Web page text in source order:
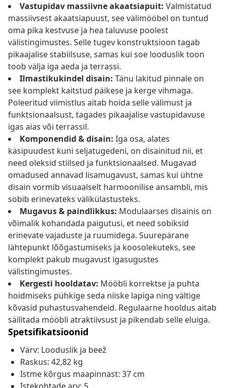
Vastupidav massiivne akaatsiapuit: Valmistatud
massiivsest akaatsiapuust, see välimööbel on tuntud
oma pika kestvuse ja hea taluvuse poolest
välistingimustes. Selle tugev konstruktsioon tagab
pikaajalise stabiilsuse, samas kui soe looduslik toon
toob välja iga aeda ja terrassi.
Ilmastikukindel disain: Tänu lakitud pinnale on
see komplekt kaitstud päikese ja kerge vihmaga.
Poleeritud viimistlus aitab hoida selle välimust ja
funktsionaalsust, tagades pikaajalise vastupidavuse
igas aias või terrassil.
Komponendid & disain: Iga osa, alates
käsipuudest kuni seljatugedeni, on disainitud nii, et
need oleksid stiilsed ja funktsionaalsed. Mugavad
omadused annavad lisamugavust, samas kui ühtne
disain vormib visuaalselt harmoonilise ansambli, mis
sobib erinevateks välikülastusteks.
Mugavus & paindlikkus: Modulaarses disainis on
võimalik kohandada paigutusi, et need sobiksid
erinevate vajaduste ja ruumidega. Suurepärane
lähtepunkt lõõgastumiseks ja koosolekuteks, see
komplekt pakub mugavust igasugustes
välistingimustes.
Kergesti hooldatav: Mööbli korrektse ja puhta
hoidmiseks pühkige seda niiske lapiga ning vältige
kõvasid puhastusvahendeid. Regulaarne hooldus aitab
säilitada mööbli atraktiivsust ja pikendab selle eluiga.
Spetsifikatsioonid
Värv: Looduslik ja beež
Raskus: 42,82 kg
Istme kõrgus maapinnast: 37 cm